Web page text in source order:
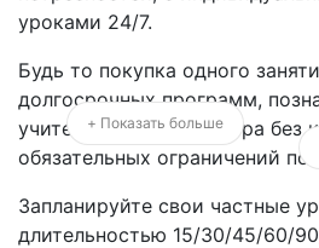
уроками 24/7.
Будь то покупка одного
долгосрочных программ,
учителями со всего мира без
обязательных ограничений по
Запланируйте свои частные
длительностью 15/30/45/60/
+ Показать больше